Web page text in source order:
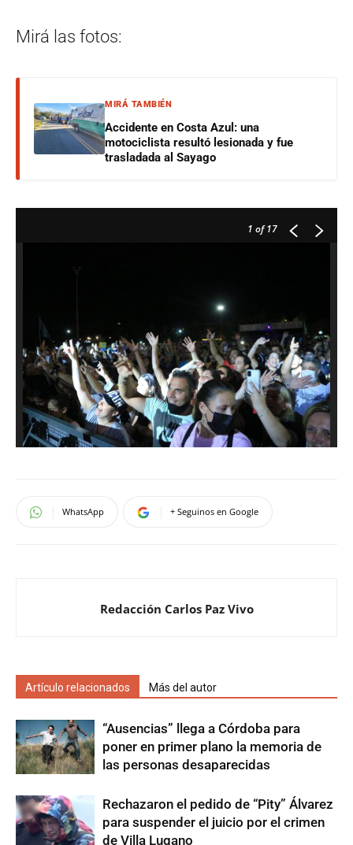
Mirá las fotos:
MIRÁ TAMBIÉN
Accidente en Costa Azul: una
motociclista resultó lesionada y fue
trasladada al Sayago
1 of 17
WhatsApp + Seguinos en Google
Redacción Carlos Paz Vivo
Artículo relacionados Más del autor
“Ausencias” llega a Córdoba para
poner en primer plano la memoria de
las personas desaparecidas
Rechazaron el pedido de “Pity” Álvarez
para suspender el juicio por el crimen
de Villa Lugano